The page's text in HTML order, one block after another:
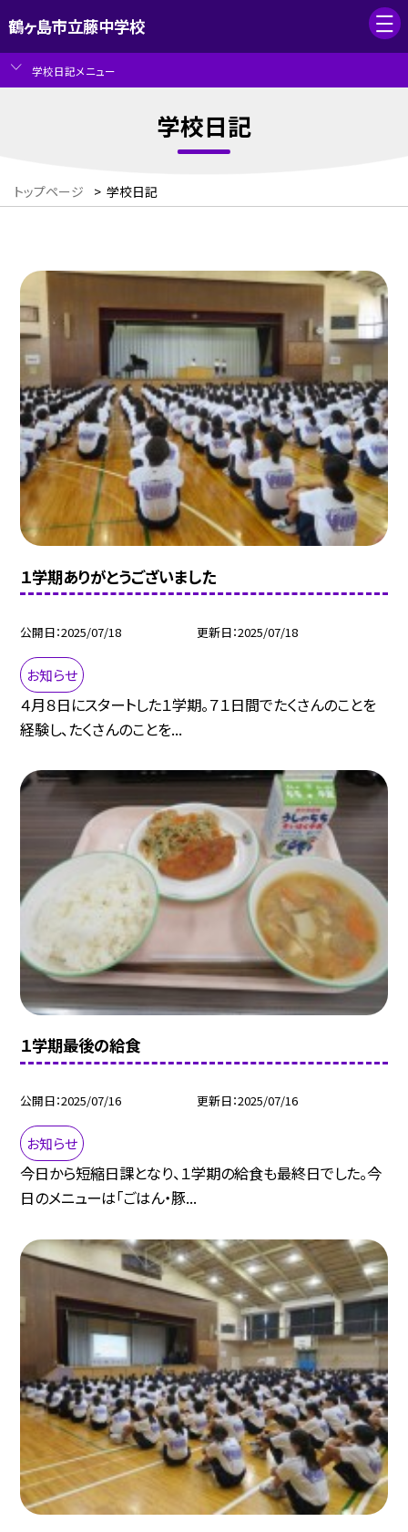
鶴ヶ島市立藤中学校
学校日記メニュー
学校日記
トップページ > 学校日記
１学期ありがとうございました
公開日 2025/07/18 更新日 2025/07/18
お知らせ
４月８日にスタートした１学期。７１日間でたくさんのことを
経験し、たくさんのことを...
１学期最後の給食
公開日 2025/07/16 更新日 2025/07/16
お知らせ
今日から短縮日課となり、１学期の給食も最終日でした。今
日のメニューは「ごはん・豚...